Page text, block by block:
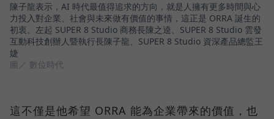
陳子龍表示，AI 時代最值得追求的方向，就是人擁有更多時間與心
力投入對企業、社會與未來做有價值的事情，這正是 ORRA 誕生的
初衷。左起 SUPER 8 Studio 商務長陳之逵、SUPER 8 Studio 雲發
互動科技創辦人暨執行長陳子龍、SUPER 8 Studio 資深產品總監王
婕
圖／ 數位時代
這不僅是他希望 ORRA 能為企業帶來的價值，也